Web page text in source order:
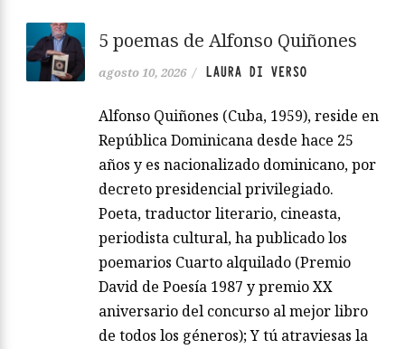
5 poemas de Alfonso Quiñones
agosto 10, 2026 / LAURA DI VERSO
Alfonso Quiñones (Cuba, 1959), reside en
República Dominicana desde hace 25
años y es nacionalizado dominicano, por
decreto presidencial privilegiado.
Poeta, traductor literario, cineasta,
periodista cultural, ha publicado los
poemarios Cuarto alquilado (Premio
David de Poesía 1987 y premio XX
aniversario del concurso al mejor libro
de todos los géneros); Y tú atraviesas la